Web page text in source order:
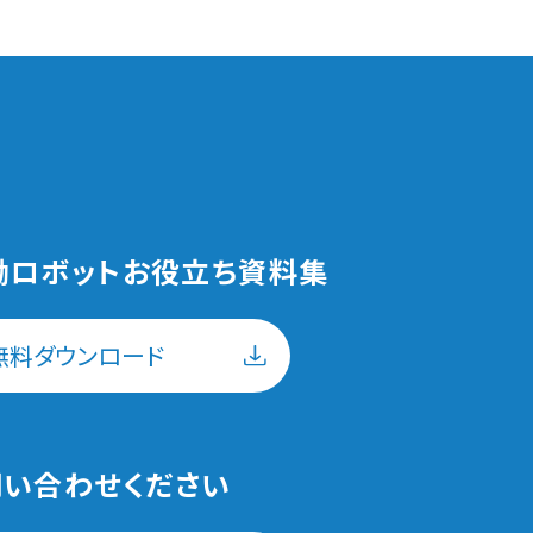
ボットお役立ち資料集
ダウンロード
合わせください